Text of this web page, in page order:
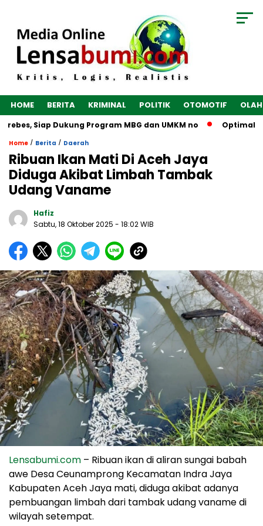
HOME BERITA KRIMINAL POLITIK OTOMOTIF
Siap Dukung Program MBG dan UMKM no Optimalkan
Home / Berita / Daerah
Ribuan Ikan Mati Di Aceh Jaya
Diduga Akibat Limbah Tambak
Udang Vaname
Hafiz
Sabtu, 18 Oktober 2025 - 18:02 WIB
Lensabumi.com – Ribuan ikan di aliran sungai babah
awe Desa Ceunamprong Kecamatan Indra Jaya
Kabupaten Aceh Jaya mati, diduga akibat adanya
pembuangan limbah dari tambak udang vaname di
wilayah setempat.